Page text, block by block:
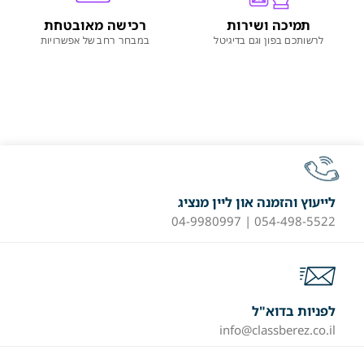
תמיכה ושירות
לרשותכם בפון וגם בדיגיטל
רכישה מאובטחת
במבחר רחב של אפשרויות
לייעוץ והזמנה און ליין מנציג
054-498-5522 | 04-9980997
לפניות בדוא"ל
info@classberez.co.il